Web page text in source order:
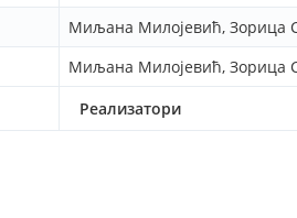
Реализатори
Миљана Милојевић, Зорица
Миљана Милојевић, Зорица